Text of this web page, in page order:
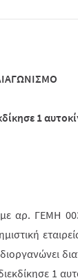
1
αρ. ΓΕΜΗ
1